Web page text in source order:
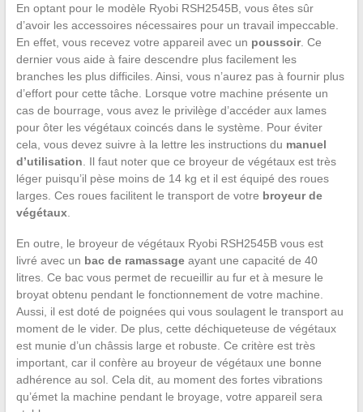
En optant pour le modèle Ryobi RSH2545B, vous êtes sûr
d’avoir les accessoires nécessaires pour un travail impeccable.
En effet, vous recevez votre appareil avec un poussoir. Ce
dernier vous aide à faire descendre plus facilement les
branches les plus difficiles. Ainsi, vous n’aurez pas à fournir plus
d’effort pour cette tâche. Lorsque votre machine présente un
cas de bourrage, vous avez le privilège d’accéder aux lames
pour ôter les végétaux coincés dans le système. Pour éviter
cela, vous devez suivre à la lettre les instructions du manuel
d’utilisation . Il faut noter que ce broyeur de végétaux est très
léger puisqu’il pèse moins de 14 kg et il est équipé des roues
larges. Ces roues facilitent le transport de votre broyeur de
végétaux.
En outre, le broyeur de végétaux Ryobi RSH2545B vous est
livré avec un bac de ramassageayant une capacité de 40
litres. Ce bac vous permet de recueillir au fur et à mesure le
broyat obtenu pendant le fonctionnement de votre machine.
Aussi, il est doté de poignées qui vous soulagent le transport au
moment de le vider. De plus, cette déchiqueteuse de végétaux
est munie d’un châssis large et robuste. Ce critère est très
important, car il confère au broyeur de végétaux une bonne
adhérence au sol. Cela dit, au moment des fortes vibrations
qu’émet la machine pendant le broyage, votre appareil sera